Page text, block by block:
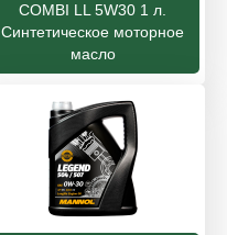
COMBI LL 5W30 1 л.
Синтетическое моторное
масло